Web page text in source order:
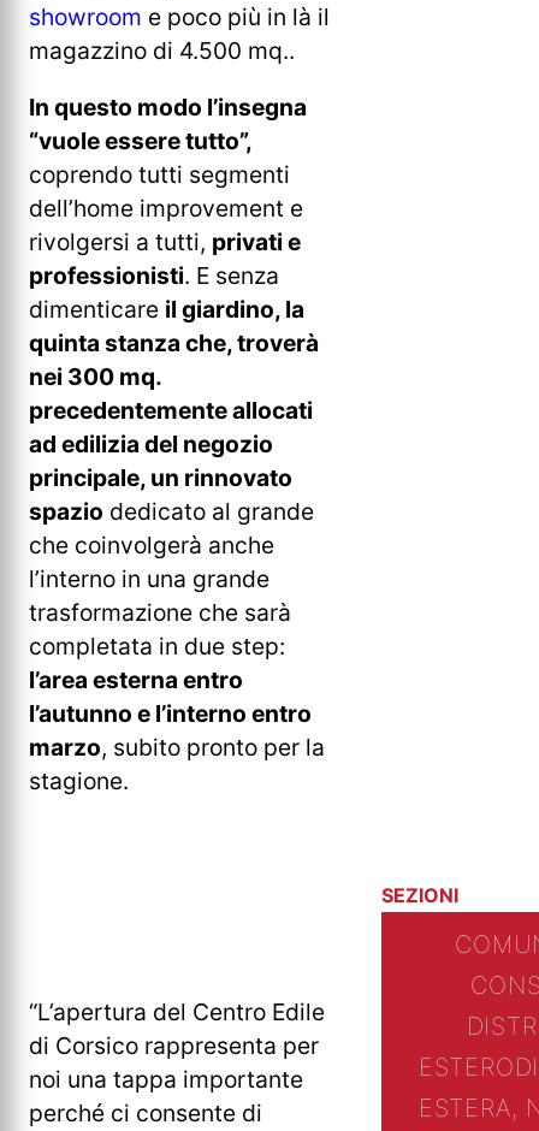
showroom e poco più in là il
magazzino di 4.500 mq..
In questo modo l’insegna
“vuole essere tutto”,
coprendo tutti segmenti
dell’home improvement e
rivolgersi a tutti, privati e
professionisti. E senza
dimenticare il giardino, la
quinta stanza che, troverà
nei 300 mq.
precedentemente allocati
ad edilizia del negozio
principale, un rinnovato
spazio dedicato al grande
che coinvolgerà anche
l’interno in una grande
trasformazione che sarà
completata in due step:
l’area esterna entro
l’autunno e l’interno entro
marzo, subito pronto per la
stagione.
“L’apertura del Centro Edile
di Corsico rappresenta per
noi una tappa importante
perché ci consente di
SEZIONI
ESTERO
ESTERA,